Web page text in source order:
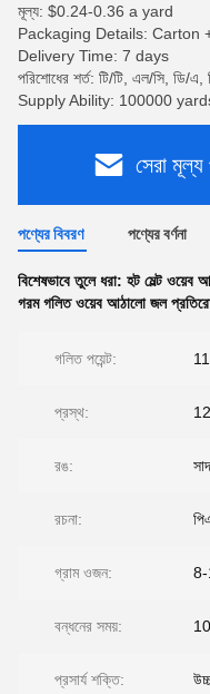
মূল্য: $0.24-0.36 a yard
Packaging Details: Carton
Delivery Time: 7 days
পরিশোধের শর্ত: টি/টি, এল/সি, ডি/এ,
Supply Ability: 100000
সেরা মূল্য
পণ্যের বিবরণ পণ্যের বর্ণনা
বিশেষভাবে তুলে ধরা: হট মেল্ট
গরম গলিত ওয়েব আঠালো জল
গলিত পয়েন্ট:
প্রস্থ:
রঙ:
রচনা:
গ্রাম ওজন: 8-
বন্ধনের সময়:
প্রসার্য শক্তি: